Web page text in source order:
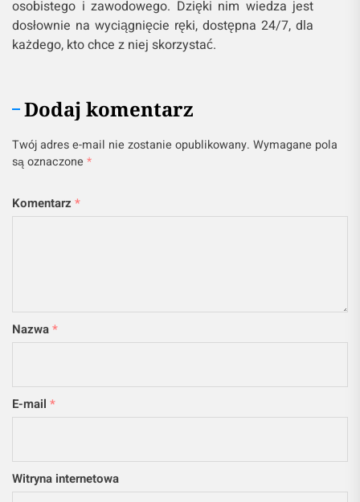
osobistego i zawodowego. Dzięki nim wiedza jest
dosłownie na wyciągnięcie ręki, dostępna 24/7, dla
każdego, kto chce z niej skorzystać.
Dodaj komentarz
Twój adres e-mail nie zostanie opublikowany. Wymagane pola
są oznaczone *
Komentarz *
Nazwa*
E-mail *
Witryna internetowa